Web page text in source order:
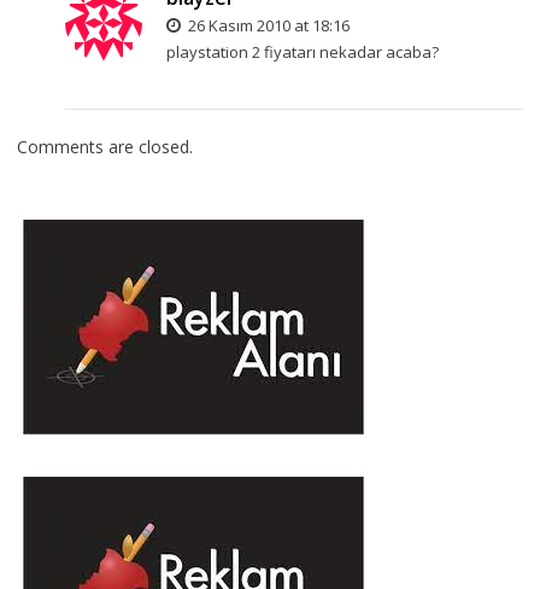
26 Kasım 2010 at 18:16
playstation 2 fiyatarı nekadar acaba?
Comments are closed.